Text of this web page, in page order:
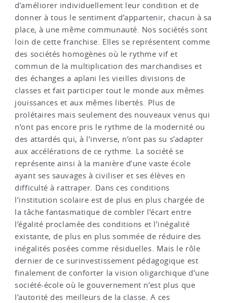
d’améliorer individuellement leur condition et de
donner à tous le sentiment d’appartenir, chacun à sa
place, à une même communauté. Nos sociétés sont
loin de cette franchise. Elles se représentent comme
des sociétés homogènes où le rythme vif et
commun de la multiplication des marchandises et
des échanges a aplani les vieilles divisions de
classes et fait participer tout le monde aux mêmes
jouissances et aux mêmes libertés. Plus de
prolétaires mais seulement des nouveaux venus qui
n’ont pas encore pris le rythme de la modernité ou
des attardés qui, à l’inverse, n’ont pas su s’adapter
aux accélérations de ce rythme. La société se
représente ainsi à la manière d’une vaste école
ayant ses sauvages à civiliser et ses élèves en
difficulté à rattraper. Dans ces conditions
l’institution scolaire est de plus en plus chargée de
la tâche fantasmatique de combler l’écart entre
l’égalité proclamée des conditions et l’inégalité
existante, de plus en plus sommée de réduire des
inégalités posées comme résiduelles. Mais le rôle
dernier de ce surinvestissement pédagogique est
finalement de conforter la vision oligarchique d’une
société-école où le gouvernement n’est plus que
l’autorité des meilleurs de la classe. A ces